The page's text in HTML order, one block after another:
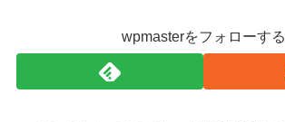
wpmasterをフォローする